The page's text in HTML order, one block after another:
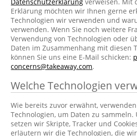
Erklärung möchten wir Ihnen gerne
Technologien wir verwenden und
verwenden. Wenn Sie noch weitere
Verwendung von Technologien oder
Daten im Zusammenhang mit diesen
können Sie uns eine E-Mail schicken:
concerns@takeaway.com.
Welche Technologien
Wie bereits zuvor erwähnt,
Technologien, um Daten zu sammeln.
setzen wir Skripte, Tracker und
erläutern wir die Technologien, die